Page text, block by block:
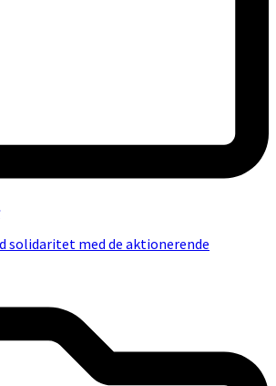
solidaritet med de aktionerende